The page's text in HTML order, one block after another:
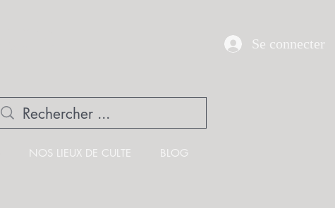
Se connecter
NOS LIEUX DE CULTE BLOG